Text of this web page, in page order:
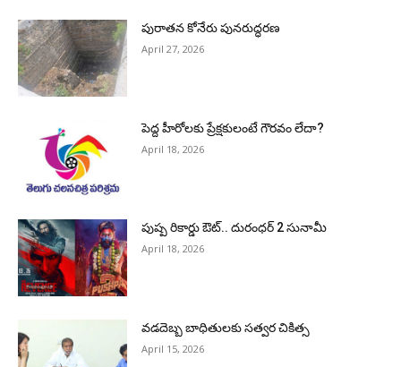
పురాత‌న కోనేరు పున‌రుద్ధ‌ర‌ణ
April 27, 2026
పెద్ద హీరోల‌కు ప్రేక్ష‌కులంటే గౌర‌వం లేదా?
April 18, 2026
పుష్ప రికార్డు ఔట్‌.. దురంధ‌ర్ 2 సునామీ
April 18, 2026
వడదెబ్బ బాధితులకు సత్వర చికిత్స
April 15, 2026